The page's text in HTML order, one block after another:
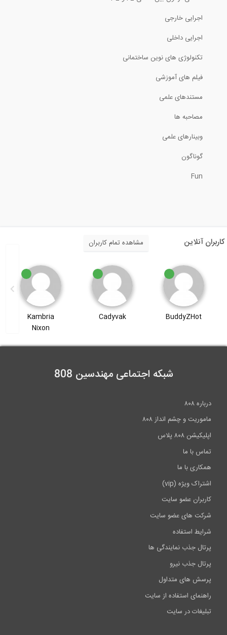
اجرایی خارجی
اجرایی داخلی
تکنولوژی های نوین ساختمانی
فیلم های آموزشی
مستندهای علمی
مصاحبه ها
وبینارهای علمی
گوناگون
Fun
کاربران آنلاین مشاهده تمام کاربران
BuddyZHot
Cadyvak
Kambria
Nixon
شبکه اجتماعی مهندسین 808
درباره ۸۰۸
ماموریت و چشم انداز ۸۰۸
اپلیکیشن ۸۰۸ پلاس
تماس با ما
همکاری با ما
اشتراک ویژه (vip)
کاربران عضو سایت
شرکت های عضو سایت
شرایط استفاده
پرتال جذب نمایندگی ها
پرتال جذب نیرو
پرسش های متداول
راهنمای استفاده از سایت
تبلیغات در سایت